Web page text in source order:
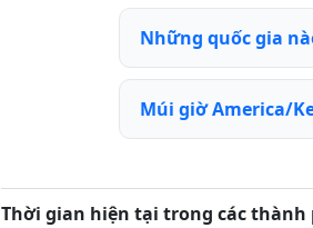
Những quốc gia
Múi giờ America/
Thời gian hiện tại trong các thành